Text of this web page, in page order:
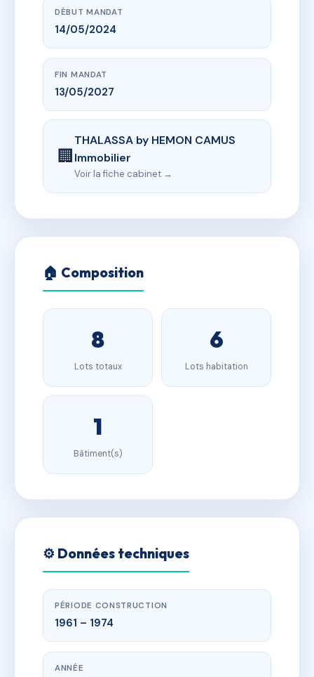
DÉBUT MANDAT
14/05/2024
FIN MANDAT
13/05/2027
🏢
THALASSA by HEMON CAMUS
Immobilier
Voir la fiche cabinet →
🏠 Composition
8
Lots totaux
6
Lots habitation
1
Bâtiment(s)
⚙️ Données techniques
PÉRIODE CONSTRUCTION
1961 – 1974
ANNÉE